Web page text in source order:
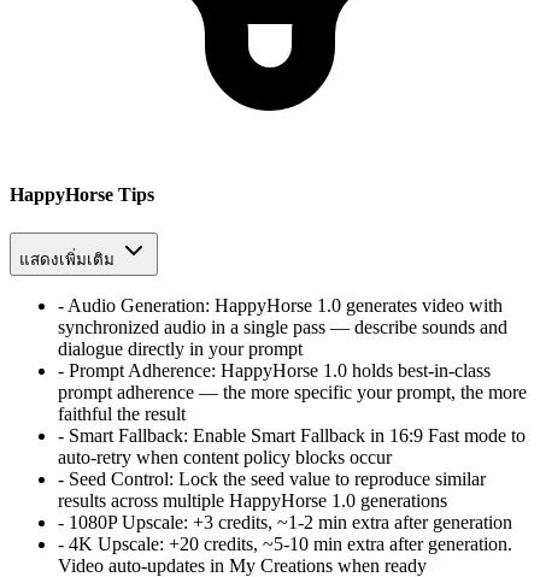
HappyHorse Tips
แสดงเพิ่มเติม
- Audio Generation: HappyHorse 1.0 generates video with
synchronized audio in a single pass — describe sounds and
dialogue directly in your prompt
- Prompt Adherence: HappyHorse 1.0 holds best-in-class
prompt adherence — the more specific your prompt, the more
faithful the result
- Smart Fallback: Enable Smart Fallback in 16:9 Fast mode to
auto-retry when content policy blocks occur
- Seed Control: Lock the seed value to reproduce similar
results across multiple HappyHorse 1.0 generations
- 1080P Upscale: +3 credits, ~1-2 min extra after generation
- 4K Upscale: +20 credits, ~5-10 min extra after generation.
Video auto-updates in My Creations when ready